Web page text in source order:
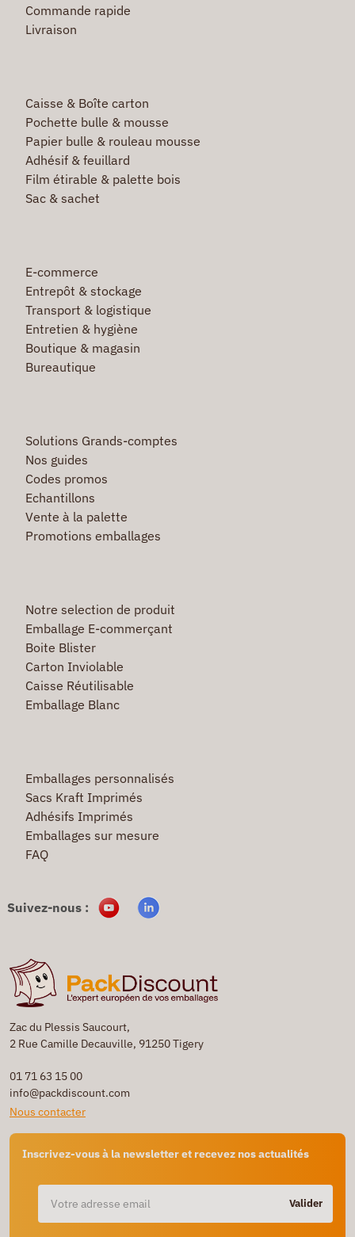
Zac du Plessis Saucourt,
2 Rue Camille Decauville, 91250 Tigery
01 71 63 15 00
info@packdiscount.com
Nous contacter
Inscrivez-vous à la newsletter et recevez nos actualités
Valider
Commande rapide
Livraison
Caisse & Boîte carton
Pochette bulle & mousse
Papier bulle & rouleau mousse
Adhésif & feuillard
Film étirable & palette bois
Sac & sachet
E-commerce
Entrepôt & stockage
Transport & logistique
Entretien & hygiène
Boutique & magasin
Bureautique
Solutions Grands-comptes
Nos guides
Codes promos
Echantillons
Vente à la palette
Promotions emballages
Notre selection de produit
Emballage E-commerçant
Boite Blister
Carton Inviolable
Caisse Réutilisable
Emballage Blanc
Emballages personnalisés
Sacs Kraft Imprimés
Adhésifs Imprimés
Emballages sur mesure
FAQ
Suivez-nous :